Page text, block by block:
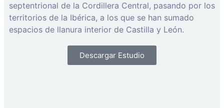
septentrional de la Cordillera Central, pasando por los
territorios de la Ibérica, a los que se han sumado
espacios de llanura interior de Castilla y León.
Descargar Estudio